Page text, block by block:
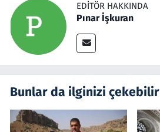
EDITÖR HAKKINDA
Pınar İşkuran
Bunlar da ilginizi çekebilir